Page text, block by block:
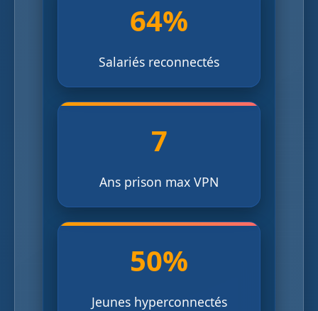
64%
Salariés reconnectés
7
Ans prison max VPN
50%
Jeunes hyperconnectés